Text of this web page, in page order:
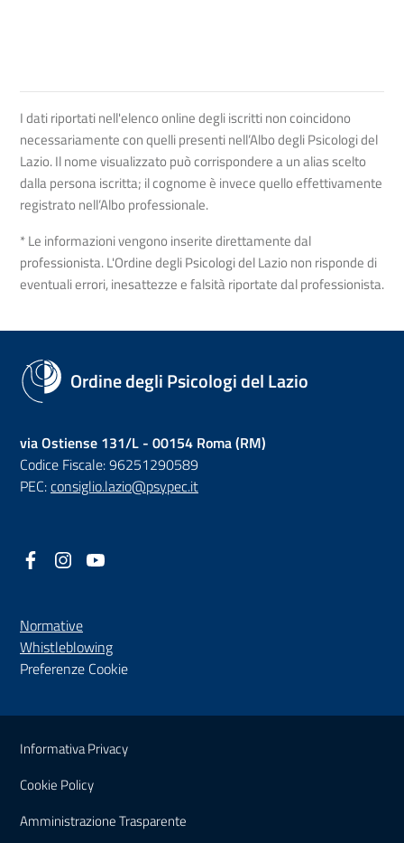
I dati riportati nell'elenco online degli iscritti non coincidono
necessariamente con quelli presenti nell’Albo degli Psicologi del
Lazio. Il nome visualizzato può corrispondere a un alias scelto
dalla persona iscritta; il cognome è invece quello effettivamente
registrato nell’Albo professionale.
* Le informazioni vengono inserite direttamente dal
professionista. L'Ordine degli Psicologi del Lazio non risponde di
eventuali errori, inesattezze e falsità riportate dal professionista.
Ordine degli Psicologi del Lazio
via Ostiense 131/L - 00154 Roma (RM)
Codice Fiscale: 96251290589
PEC:consiglio.lazio@psypec.it
Facebook
(nuova scheda - new tab)
Instagram
(nuova scheda - new tab)
Normative
Whistleblowing(nuova scheda - new tab)
Preferenze Cookie
Sezione Link Utili
Informativa Privacy
Cookie Policy
Amministrazione Trasparente